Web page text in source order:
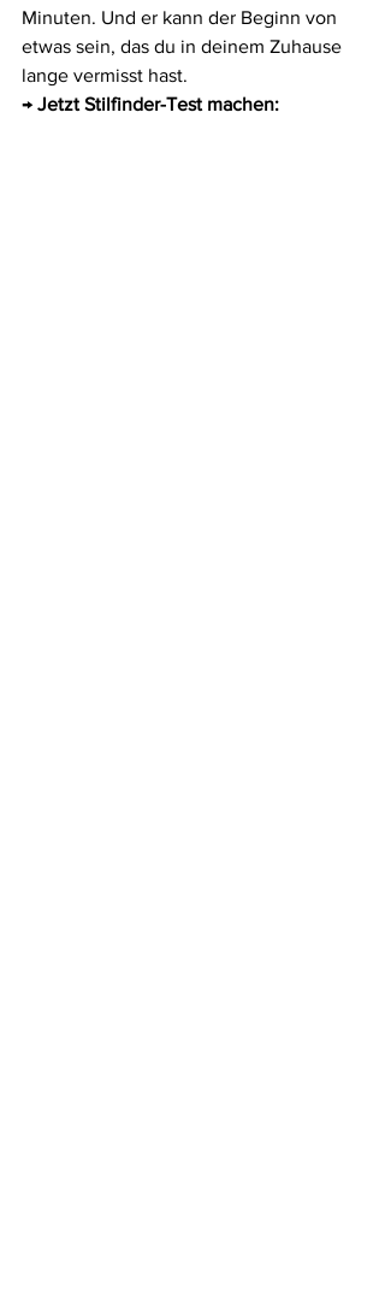
Minuten. Und er kann der Beginn von
etwas sein, das du in deinem Zuhause
lange vermisst hast.
→ Jetzt Stilfinder-Test machen: